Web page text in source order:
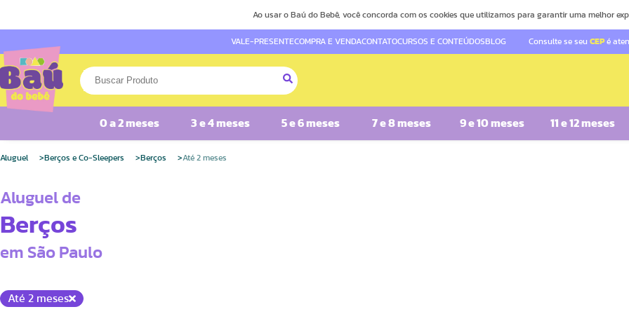
Ao usar o Baú do Bebê, você concorda com os cookies que utilizamos para garantir uma melhor
VALE-PRESENTECOMPRA E VENDACONTATOCURSOS E CONTEÚDOSBLOG Consulte se seu CEPé
0 a 2 meses 3 e 4 meses 5 e 6 meses 7 e 8 meses 9 e 10 meses 11 e 12 meses
Aluguel Berços e Co-Sleepers Berços Até 2 meses
Aluguel de
Berços
em São Paulo
Até 2 meses